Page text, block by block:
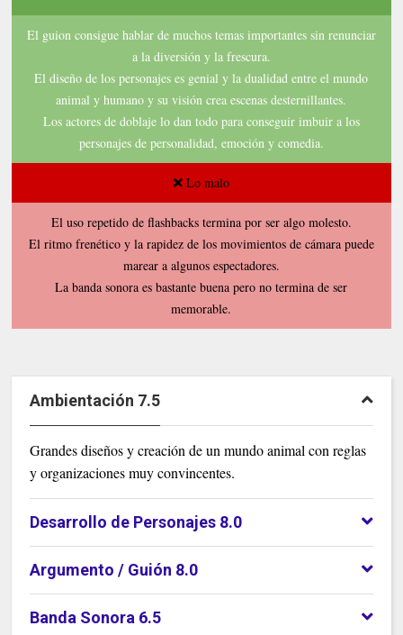
El guion consigue hablar de muchos temas importantes sin renunciar
a la diversión y la frescura.
El diseño de los personajes es genial y la dualidad entre el mundo
animal y humano y su visión crea escenas desternillantes.
Los actores de doblaje lo dan todo para conseguir imbuir a los
personajes de personalidad, emoción y comedia.
Lo malo
El uso repetido de flashbacks termina por ser algo molesto.
El ritmo frenético y la rapidez de los movimientos de cámara puede
marear a algunos espectadores.
La banda sonora es bastante buena pero no termina de ser
memorable.
Ambientación 7.5
Grandes diseños y creación de un mundo animal con reglas
y organizaciones muy convincentes.
Desarrollo de Personajes 8.0
Argumento / Guión 8.0
Banda Sonora 6.5